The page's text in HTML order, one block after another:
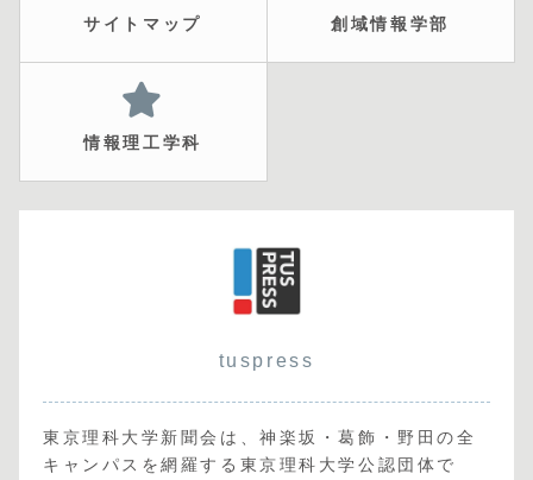
サイトマップ 創域情報学部
情報理工学科
tuspress
東京理科大学新聞会は、神楽坂・葛飾・野田の全
キャンパスを網羅する東京理科大学公認団体で